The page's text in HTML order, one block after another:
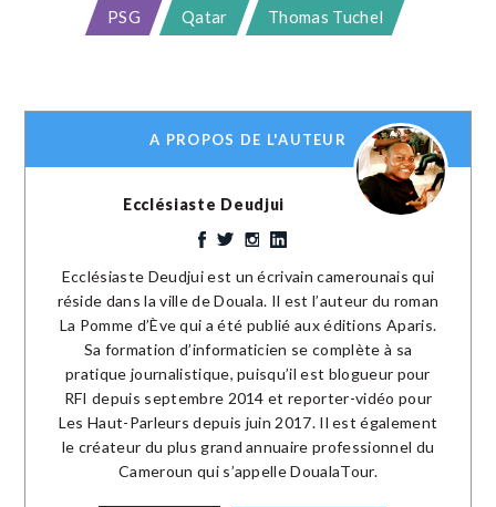
PSG Qatar Thomas Tuchel
A PROPOS DE L'AUTEUR
Ecclésiaste Deudjui
Ecclésiaste Deudjui est un écrivain camerounais qui
réside dans la ville de Douala. Il est l’auteur du roman
La Pomme d’Ève qui a été publié aux éditions Aparis.
Sa formation d’informaticien se complète à sa
pratique journalistique, puisqu’il est blogueur pour
RFI depuis septembre 2014 et reporter-vidéo pour
Les Haut-Parleurs depuis juin 2017. Il est également
le créateur du plus grand annuaire professionnel du
Cameroun qui s’appelle DoualaTour.